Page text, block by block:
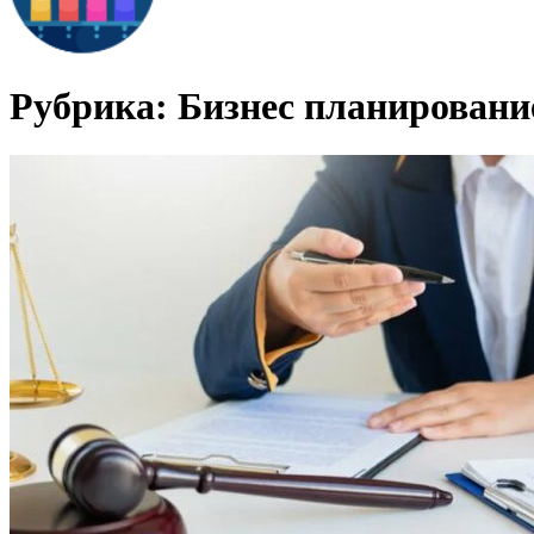
Рубрика: Бизнес